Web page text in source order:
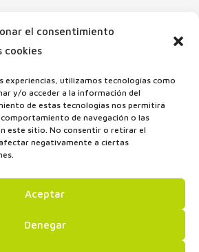
el consentimiento
cookies
experiencias, utilizamos tecnologías como
y/o acceder a la información del
de estas tecnologías nos permitirá
de navegación o las
este sitio. No consentir o retirar el
negativamente a ciertas
Aceptar
Denegar